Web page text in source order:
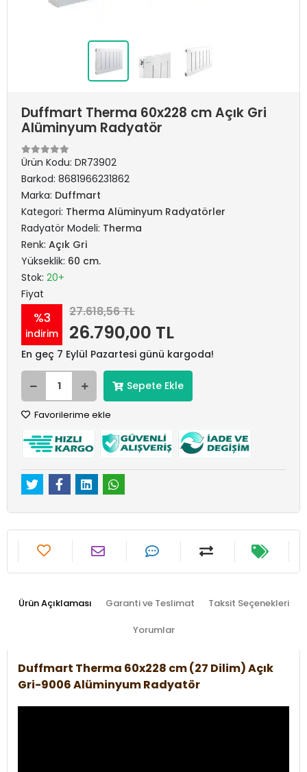
Duffmart Therma 60x228 cm Açık Gri
Alüminyum Radyatör
Ürün Kodu: DR73902
Barkod: 8681966231862
Marka: Duffmart
Kategori: Therma Alüminyum Radyatörler
Radyatör Modeli: Therma
Renk: Açık Gri
Yükseklik: 60 cm.
Stok: 20+
Fiyat
%3
indirim
27.618,56 TL
26.790,00 TL
En geç 7 Eylül Pazartesi günü kargoda!
Sepete Ekle
Favorilerime ekle
Ürün Açıklaması Garanti ve Teslimat Taksit Seçenekleri
Yorumlar
Duffmart Therma 60x228 cm (27 Dilim) Açık
Gri-9006 Alüminyum Radyatör